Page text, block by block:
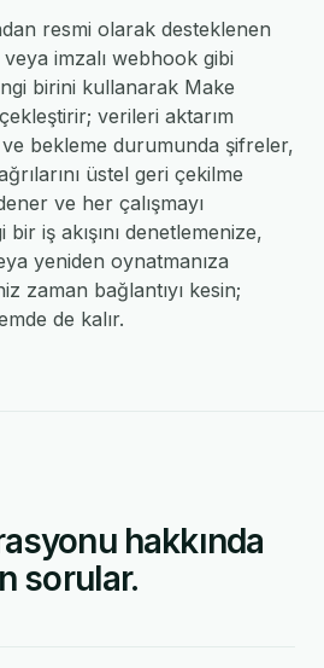
resmi olarak desteklenen
imzalı webhook gibi
birini kullanarak Make
verileri aktarım
ve bekleme durumunda şifreler,
üstel geri çekilme
ve her çalışmayı
iş akışını denetlemenize,
yeniden oynatmanıza
zaman bağlantıyı kesin;
de kalır.
hakkında
sorular.